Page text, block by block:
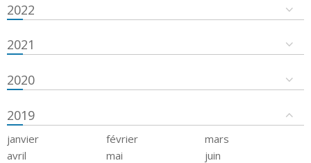
2022
2021
2020
2019
janvier février
mars
avril
mai
juin